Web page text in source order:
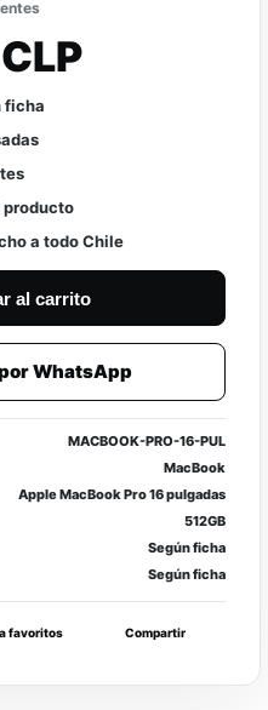
ficha
producto
a todo Chile
al carrito
WhatsApp
MACBOOK-PRO-16-PUL
MacBook
Apple MacBook Pro 16 pulgadas
512GB
Según ficha
Según ficha
favoritos Compartir